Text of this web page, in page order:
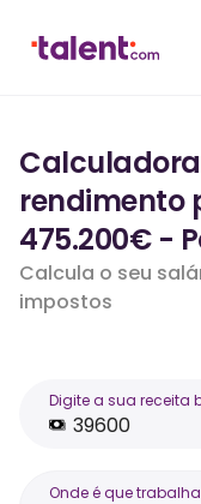
rendimento
475.200€ -
Calcula o seu
impostos
Digite a sua receita
Onde é que